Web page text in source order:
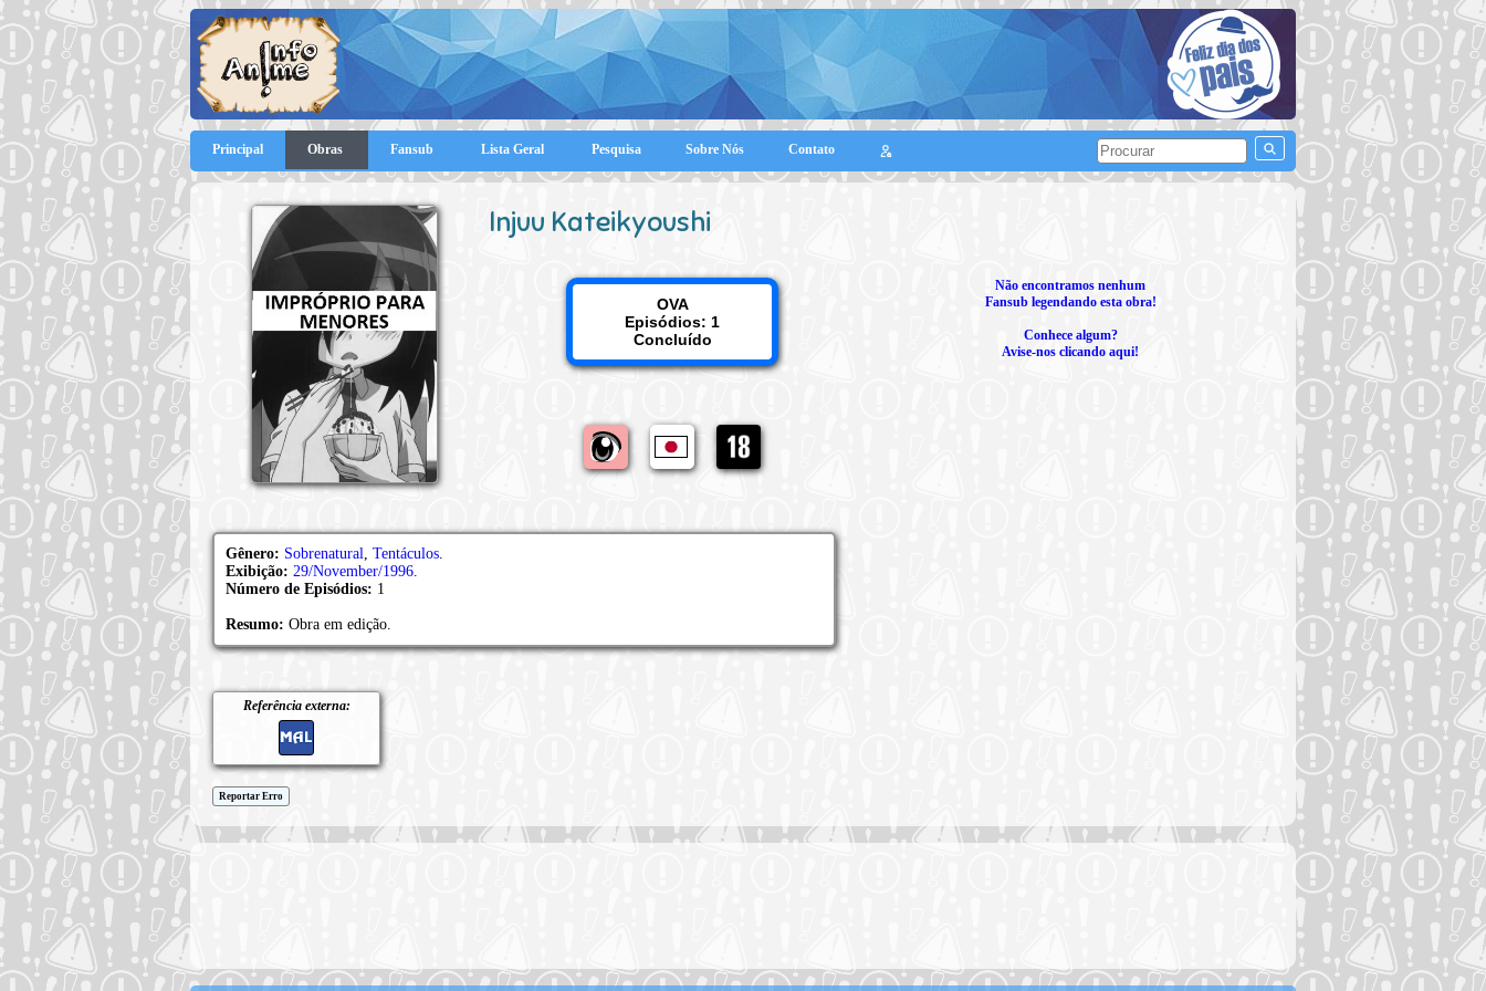
Principal Obras Fansub Lista Geral Pesquisa Sobre Nós Contato
Injuu Kateikyoushi
OVA
Episódios: 1
Concluído
Não encontramos nenhum
Fansub legendando esta obra!
Conhece algum?
Avise-nos clicando aqui!
Gênero: Sobrenatural, Tentáculos.
Exibição: 29/November/1996.
Número de Episódios: 1
Resumo: Obra em edição.
Referência externa:
Reportar Erro